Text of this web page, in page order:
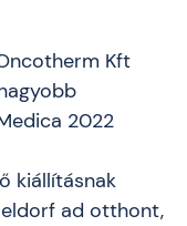
Kft
2022
kiállításnak
ad otthont,